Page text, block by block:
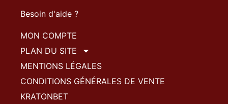
Besoin d'aide ?
MON COMPTE
PLAN DU SITE
MENTIONS LÉGALES
CONDITIONS GÉNÉRALES DE VENTE
KRATONBET